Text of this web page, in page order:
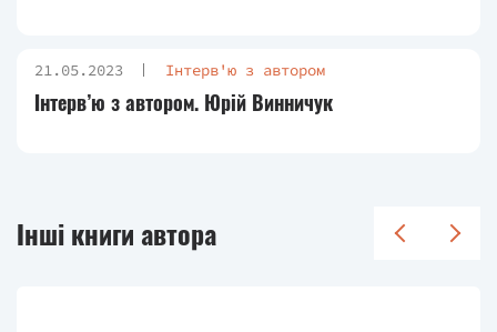
21.05.2023 Інтерв'ю з автором
Інтерв’ю з автором. Юрій Винничук
Інші книги автора